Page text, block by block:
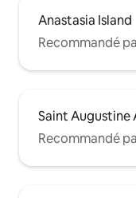
Anastasia Island
Recommandé
Saint
Recommandé